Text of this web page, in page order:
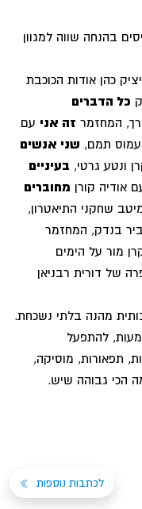
בהנחה שווה למגוון
כהן אודות הכוכבת
כל הדברים
המחזמר זה אני עם
תמם, שני אנשים
ונטע גרטי, בעיניים
אודיה קורן מחוברים
שחקני התיאטרון,
בנדק, המחזמר
מור על הימים
של דורית רבניאן
מהנה בלתי נשכחת.
להתפעל
תפאורות, מוסיקה,
הכי גבוהה שיש.
לכתבות נוספות